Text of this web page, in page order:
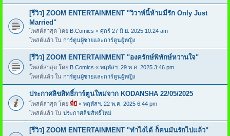
[รีวิว] ZOOM ENTERTAINMENT "วิวาห์นี้ห้ามมีรัก Only Just
Married"
โพสต์ล่าสุด โดย B.Comics « ศุกร์ 27 มิ.ย. 2025 10:24 am
โพสต์แล้ว ใน การ์ตูนผู้ชายและการ์ตูนผู้หญิง
[รีวิว] ZOOM ENTERTAINMENT "องครักษ์พิทักษ์หวานใจ"
โพสต์ล่าสุด โดย B.Comics « พฤหัสฯ. 29 พ.ค. 2025 3:46 pm
โพสต์แล้ว ใน การ์ตูนผู้ชายและการ์ตูนผู้หญิง
ประกาศลิขสิทธิ์การ์ตูนใหม่จาก KODANSHA 22/05/2025
โพสต์ล่าสุด โดย พี่บี « พฤหัสฯ. 22 พ.ค. 2025 6:44 pm
โพสต์แล้ว ใน ประกาศลิขสิทธิ์ใหม่
[รีวิว] ZOOM ENTERTAINMENT "ทำไงได้ ก็คนมันรักไปแล้ว"